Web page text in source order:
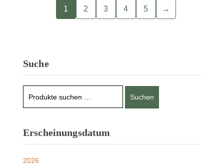
1 2 3 4 5 →
Suche
Suchen
Erscheinungsdatum
2026